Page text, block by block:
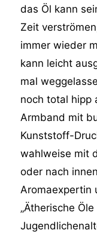
das Öl kann
Zeit
immer wieder
kann leicht
mal
noch total hipp
Armband mit
Kunststoff-
wahlweise mit
oder nach
Aromaexpertin
„Ätherische